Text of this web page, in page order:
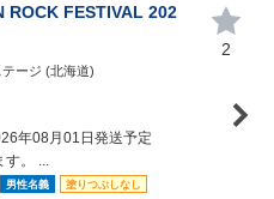
ROCK FESTIVAL 202
ージ (北海道)
年08月01日発送予定
す。 ...
男性名義
塗りつぶしなし
2